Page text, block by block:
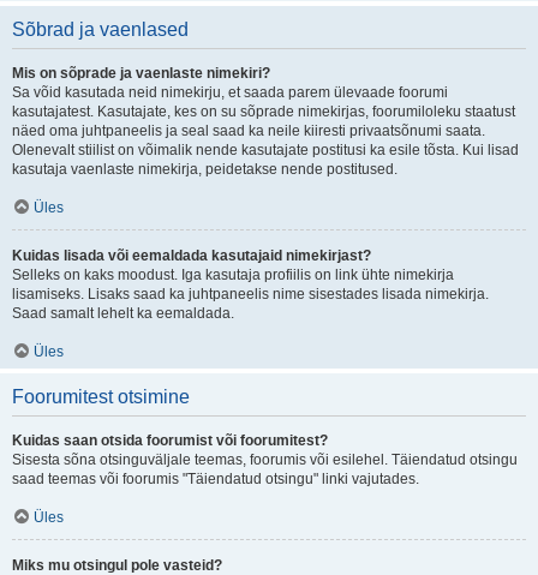
Sõbrad ja vaenlased
Mis on sõprade ja vaenlaste nimekiri?
Sa võid kasutada neid nimekirju, et saada parem ülevaade foorumi
kasutajatest. Kasutajate, kes on su sõprade nimekirjas, foorumiloleku staatust
näed oma juhtpaneelis ja seal saad ka neile kiiresti privaatsõnumi saata.
Olenevalt stiilist on võimalik nende kasutajate postitusi ka esile tõsta. Kui lisad
kasutaja vaenlaste nimekirja, peidetakse nende postitused.
Üles
Kuidas lisada või eemaldada kasutajaid nimekirjast?
Selleks on kaks moodust. Iga kasutaja profiilis on link ühte nimekirja
lisamiseks. Lisaks saad ka juhtpaneelis nime sisestades lisada nimekirja.
Saad samalt lehelt ka eemaldada.
Üles
Foorumitest otsimine
Kuidas saan otsida foorumist või foorumitest?
Sisesta sõna otsinguväljale teemas, foorumis või esilehel. Täiendatud otsingu
saad teemas või foorumis "Täiendatud otsingu" linki vajutades.
Üles
Miks mu otsingul pole vasteid?